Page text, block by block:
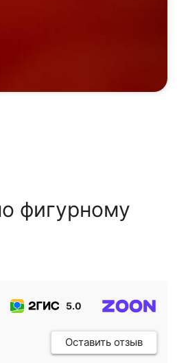
фигурному
5.0
Оставить отзыв